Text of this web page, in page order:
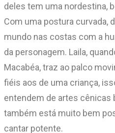
deles tem uma nordestina,
Com uma postura curvada,
mundo nas costas com a
da personagem. Laila,
Macabéa, traz ao palco
fiéis aos de uma criança,
entendem de artes cênicas
também está muito bem
cantar potente.